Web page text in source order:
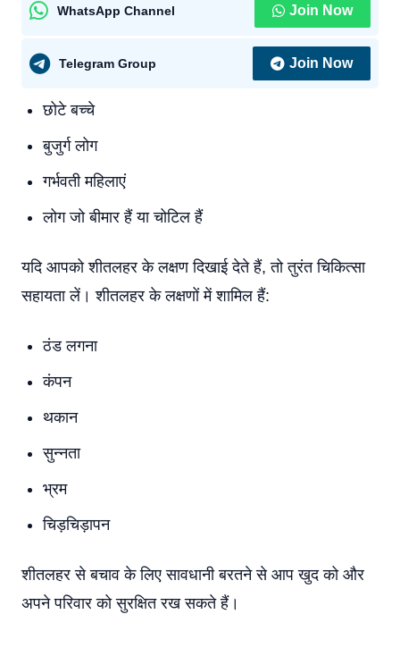
WhatsApp Channel Join Now
Telegram Group Join Now
छोटे बच्चे
बुजुर्ग लोग
गर्भवती महिलाएं
लोग जो बीमार हैं या चोटिल हैं
यदि आपको शीतलहर के लक्षण दिखाई देते हैं, तो तुरंत चिकित्सा
सहायता लें। शीतलहर के लक्षणों में शामिल हैं:
ठंड लगना
कंपन
थकान
सुन्नता
भ्रम
चिड़चिड़ापन
शीतलहर से बचाव के लिए सावधानी बरतने से आप खुद को और
अपने परिवार को सुरक्षित रख सकते हैं।